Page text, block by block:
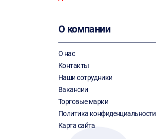
О компании
О нас
Контакты
Наши сотрудники
Вакансии
Торговые марки
Политика конфиденциальности
Карта сайта